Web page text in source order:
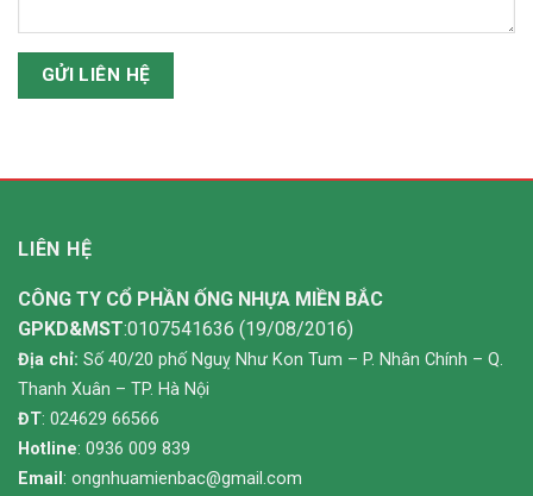
LIÊN HỆ
CÔNG TY CỔ PHẦN ỐNG NHỰA MIỀN BẮC
GPKD&MST:0107541636 (19/08/2016)
Địa chỉ: Số 40/20 phố Nguỵ Như Kon Tum – P. Nhân Chính – Q.
Thanh Xuân – TP. Hà Nội
ĐT: 024629 66566
Hotline: 0936 009 839
Email: ongnhuamienbac@gmail.com